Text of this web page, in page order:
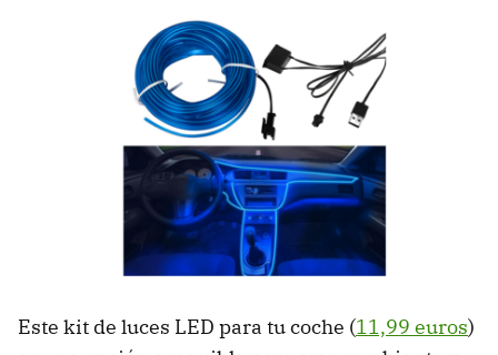
Este kit de luces LED para tu coche (11,99 euros)